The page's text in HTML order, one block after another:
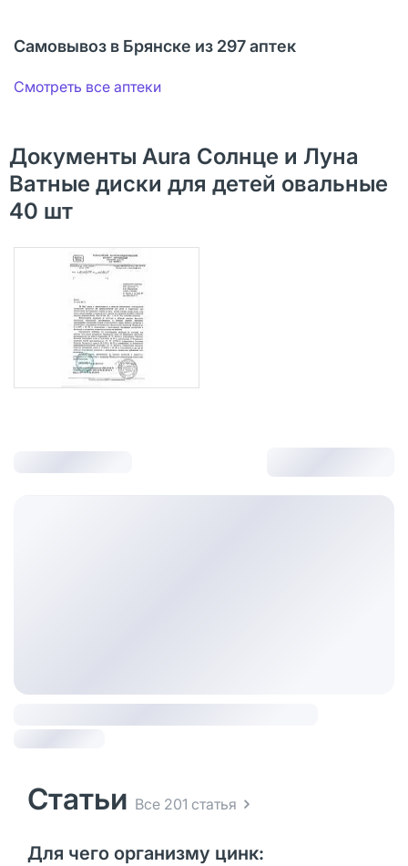
Самовывоз в Брянске из 297 аптек
Смотреть все аптеки
Документы Aura Солнце и Луна
Ватные диски для детей овальные
40 шт
Статьи Все 201 статья
Для чего организму цинк: